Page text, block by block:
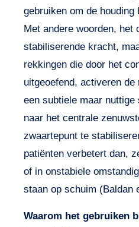
gebruiken om de houding
Met andere woorden, het
stabiliserende kracht,
rekkingen die door het
uitgeoefend, activeren
een subtiele maar
naar het centrale
zwaartepunt te
patiënten verbetert dan,
of in onstabiele
staan op schuim (Baldan
Waarom het gebruiken